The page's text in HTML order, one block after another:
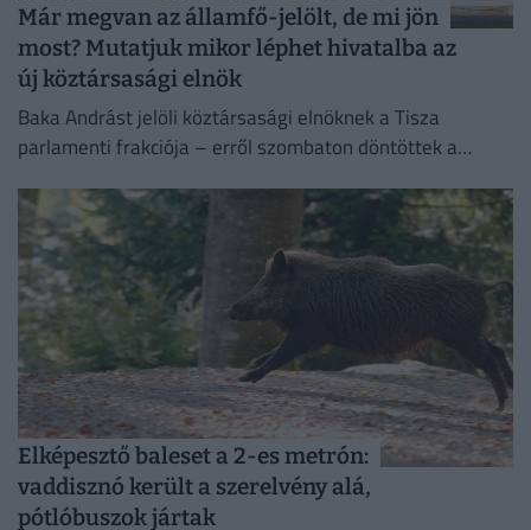
Már megvan az államfő-jelölt, de mi jön
most? Mutatjuk mikor léphet hivatalba az
új köztársasági elnök
Baka Andrást jelöli köztársasági elnöknek a Tisza
parlamenti frakciója – erről szombaton döntöttek a
Elképesztő baleset a 2-es metrón:
vaddisznó került a szerelvény alá,
pótlóbuszok jártak